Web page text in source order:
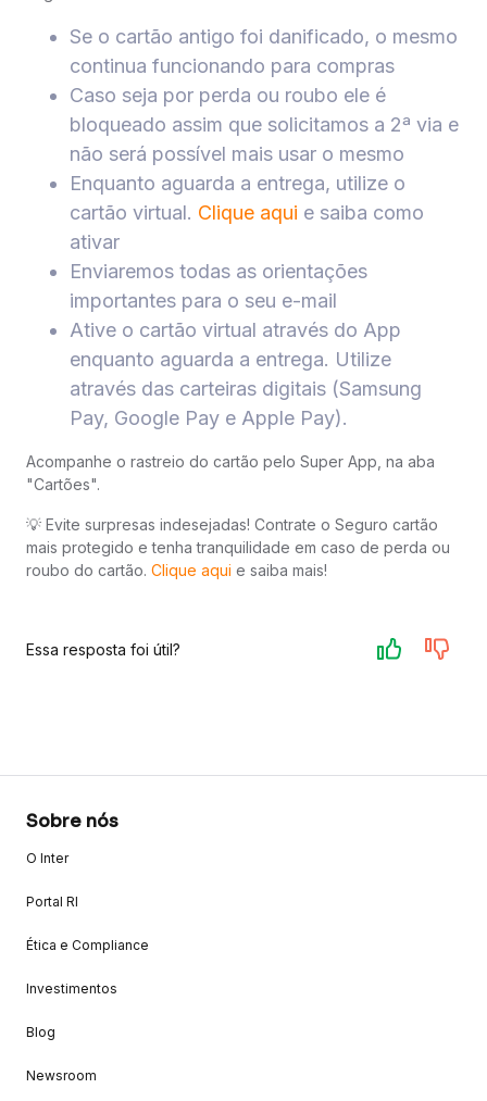
Se o cartão antigo foi danificado, o mesmo
continua funcionando para compras
Caso seja por perda ou roubo ele é
bloqueado assim que solicitamos a 2ª via e
não será possível mais usar o mesmo
Enquanto aguarda a entrega, utilize o
cartão virtual. Clique aqui e saiba como
ativar
Enviaremos todas as orientações
importantes para o seu e-mail
Ative o cartão virtual através do App
enquanto aguarda a entrega. Utilize
através das carteiras digitais (Samsung
Pay, Google Pay e Apple Pay).
Acompanhe o rastreio do cartão pelo Super App, na aba
"Cartões".
💡 Evite surpresas indesejadas! Contrate o Seguro cartão
mais protegido e tenha tranquilidade em caso de perda ou
roubo do cartão. Clique aqui e saiba mais!
Essa resposta foi útil?
Sobre nós
O Inter
Portal RI
Ética e Compliance
Investimentos
Blog
Newsroom